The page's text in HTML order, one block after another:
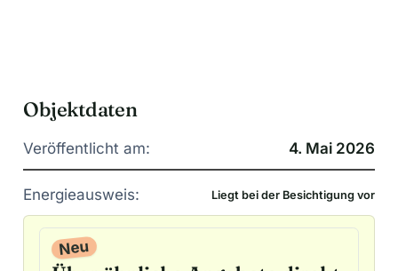
Veröffentlicht am:
Energieausweis: Liegt bei der Besichtigung vor
Neu
Über ähnliche Angebote direkt
informiert werden